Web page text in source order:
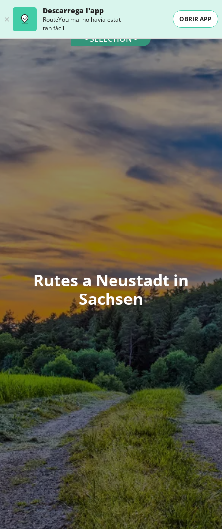
Descarrega l'app
RouteYou mai no havia estat
tan fàcil
OBRIR APP
- SELECTION -
Rutes a Neustadt in
Sachsen